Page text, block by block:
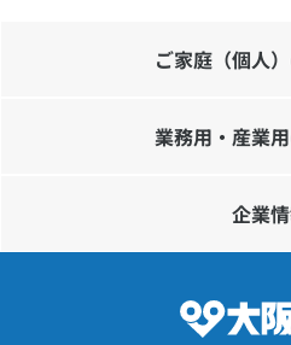
ご家庭（個人
業務用・産業
企業